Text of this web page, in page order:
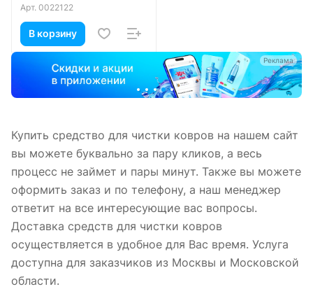
Арт. 0022122
В корзину
Реклама
Купить средство для чистки ковров на нашем сайт
вы можете буквально за пару кликов, а весь
процесс не займет и пары минут. Также вы можете
оформить заказ и по телефону, а наш менеджер
ответит на все интересующие вас вопросы.
Доставка средств для чистки ковров
осуществляется в удобное для Вас время. Услуга
доступна для заказчиков из Москвы и Московской
области.